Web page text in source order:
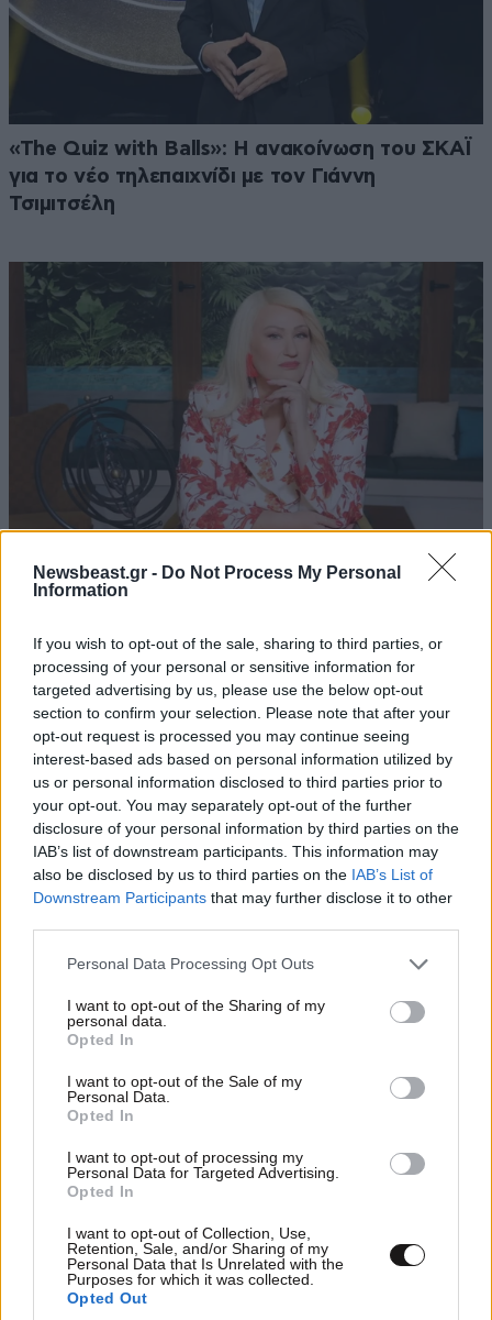
Newsbeast.gr - Do Not Process My Personal
Information
If you wish to opt-out of the sale, sharing to third parties, or
processing of your personal or sensitive information for
targeted advertising by us, please use the below opt-out
section to confirm your selection. Please note that after your
opt-out request is processed you may continue seeing
interest-based ads based on personal information utilized by
us or personal information disclosed to third parties prior to
your opt-out. You may separately opt-out of the further
disclosure of your personal information by third parties on the
IAB’s list of downstream participants. This information may
also be disclosed by us to third parties on the IAB’s List of
Downstream Participants that may further disclose it to other
Please note that this website/app uses one or more Google
not limited to your visit or usage behaviour. You may click to
grant or deny consent to Google and its third-party tags to
use your data for below specified purposes in below Google
consent section.
Personal Data Processing Opt Outs
I want to opt-out of the Sharing of my
personal data.
Opted In
I want to opt-out of the Sale of my
Personal Data.
Opted In
I want to opt-out of processing my
Personal Data for Targeted Advertising.
Opted In
I want to opt-out of Collection, Use,
Retention, Sale, and/or Sharing of my
Personal Data that Is Unrelated with the
Purposes for which it was collected.
Opted Out
«The Quiz with Balls»: Η ανακοίνωση του ΣΚΑΪ
για το νέο τηλεπαιχνίδι με τον Γιάννη
Τσιμιτσέλη
«Stars System»: Η ανακοίνωση του STAR για
πρώτο τρέιλερ της νέας δραματικής σειράς του
Ακολουθήστε τοNEWSBEASTστοGoogle News